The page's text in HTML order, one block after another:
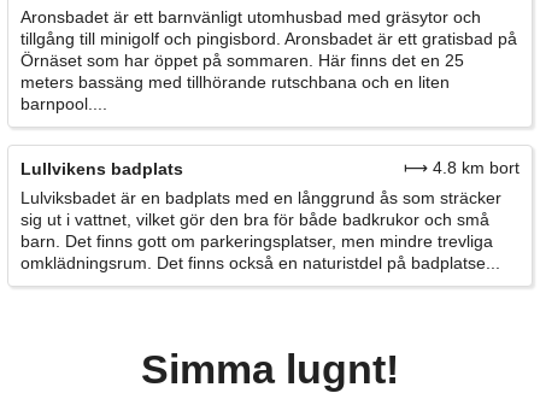
Aronsbadet är ett barnvänligt utomhusbad med gräsytor och
tillgång till minigolf och pingisbord. Aronsbadet är ett gratisbad på
Örnäset som har öppet på sommaren. Här finns det en 25
meters bassäng med tillhörande rutschbana och en liten
barnpool....
Lullvikens badplats
⟼ 4.8 km bort
Lulviksbadet är en badplats med en långgrund ås som sträcker
sig ut i vattnet, vilket gör den bra för både badkrukor och små
barn. Det finns gott om parkeringsplatser, men mindre trevliga
omklädningsrum. Det finns också en naturistdel på badplatse...
Simma lugnt!